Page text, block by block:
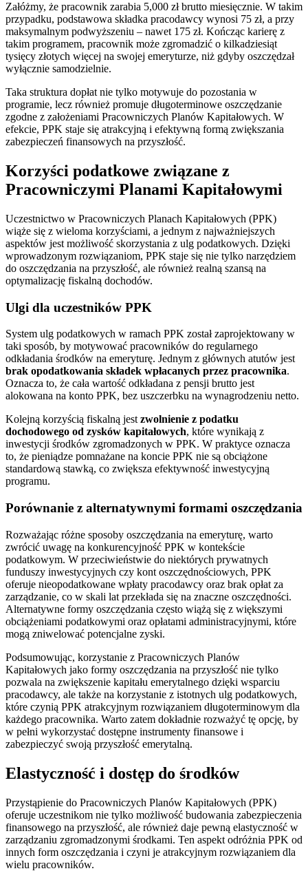
Załóżmy, że pracownik zarabia 5,000 zł brutto miesięcznie. W takim
przypadku, podstawowa składka pracodawcy wynosi 75 zł, a przy
maksymalnym podwyższeniu – nawet 175 zł. Kończąc karierę z
takim programem, pracownik może zgromadzić o kilkadziesiąt
tysięcy złotych więcej na swojej emeryturze, niż gdyby oszczędzał
wyłącznie samodzielnie.
Taka struktura dopłat nie tylko motywuje do pozostania w
programie, lecz również promuje długoterminowe oszczędzanie
zgodne z założeniami Pracowniczych Planów Kapitałowych. W
efekcie, PPK staje się atrakcyjną i efektywną formą zwiększania
zabezpieczeń finansowych na przyszłość.
Korzyści podatkowe związane z
Pracowniczymi Planami Kapitałowymi
Uczestnictwo w Pracowniczych Planach Kapitałowych (PPK)
wiąże się z wieloma korzyściami, a jednym z najważniejszych
aspektów jest możliwość skorzystania z ulg podatkowych. Dzięki
wprowadzonym rozwiązaniom, PPK staje się nie tylko narzędziem
do oszczędzania na przyszłość, ale również realną szansą na
optymalizację fiskalną dochodów.
Ulgi dla uczestników PPK
System ulg podatkowych w ramach PPK został zaprojektowany w
taki sposób, by motywować pracowników do regularnego
odkładania środków na emeryturę. Jednym z głównych atutów jest
brak opodatkowania składek wpłacanych przez pracownika.
Oznacza to, że cała wartość odkładana z pensji brutto jest
alokowana na konto PPK, bez uszczerbku na wynagrodzeniu netto.
Kolejną korzyścią fiskalną jest zwolnienie z podatku
dochodowego od zysków kapitałowych, które wynikają z
inwestycji środków zgromadzonych w PPK. W praktyce oznacza
to, że pieniądze pomnażane na koncie PPK nie są obciążone
standardową stawką, co zwiększa efektywność inwestycyjną
programu.
Porównanie z alternatywnymi formami oszczędzania
Rozważając różne sposoby oszczędzania na emeryturę, warto
zwrócić uwagę na konkurencyjność PPK w kontekście
podatkowym. W przeciwieństwie do niektórych prywatnych
funduszy inwestycyjnych czy kont oszczędnościowych, PPK
oferuje nieopodatkowane wpłaty pracodawcy oraz brak opłat za
zarządzanie, co w skali lat przekłada się na znaczne oszczędności.
Alternatywne formy oszczędzania często wiążą się z większymi
obciążeniami podatkowymi oraz opłatami administracyjnymi, które
mogą zniwelować potencjalne zyski.
Podsumowując, korzystanie z Pracowniczych Planów
Kapitałowych jako formy oszczędzania na przyszłość nie tylko
pozwala na zwiększenie kapitału emerytalnego dzięki wsparciu
pracodawcy, ale także na korzystanie z istotnych ulg podatkowych,
które czynią PPK atrakcyjnym rozwiązaniem długoterminowym dla
każdego pracownika. Warto zatem dokładnie rozważyć tę opcję, by
w pełni wykorzystać dostępne instrumenty finansowe i
zabezpieczyć swoją przyszłość emerytalną.
Elastyczność i dostęp do środków
Przystąpienie do Pracowniczych Planów Kapitałowych (PPK)
oferuje uczestnikom nie tylko możliwość budowania zabezpieczenia
finansowego na przyszłość, ale również daje pewną elastyczność w
zarządzaniu zgromadzonymi środkami. Ten aspekt odróżnia PPK od
innych form oszczędzania i czyni je atrakcyjnym rozwiązaniem dla
wielu pracowników.